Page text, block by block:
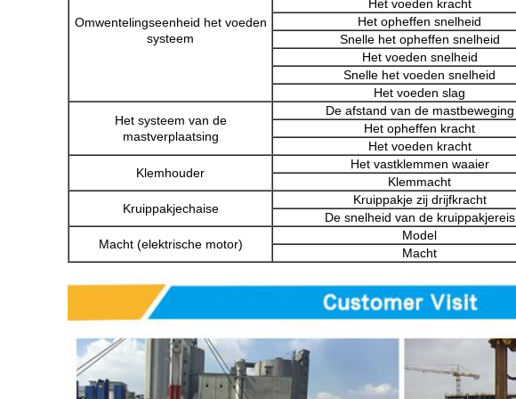
Omwentelingseenheid het voeden
systeem
Het voeden kracht
Het opheffen snelheid
Snelle het opheffen snelheid
Het voeden snelheid
Snelle het voeden snelheid
Het voeden slag
Het systeem van de
mastverplaatsing
De afstand van de mastbeweging
Het opheffen kracht
Het voeden kracht
Klemhouder
Het vastklemmen waaier
Klemmacht
Kruippakjechaise
Kruippakje zij drijfkracht
De snelheid van de kruippakjereis
Macht (elektrische motor)
Model
Macht